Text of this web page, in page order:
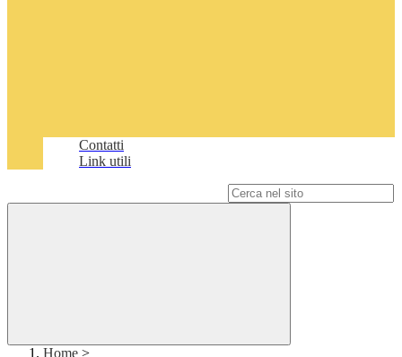
Contatti
Link utili
Home >